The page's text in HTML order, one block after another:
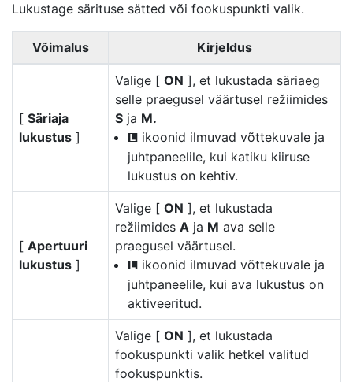
Lukustage särituse sätted või fookuspunkti valik.
Võimalus Kirjeldus
[ Säriaja
lukustus ]
Valige [ ON ], et lukustada säriaeg
selle praegusel väärtusel režiimides
S ja M.
O ikoonid ilmuvad võttekuvale ja
juhtpaneelile, kui katiku kiiruse
lukustus on kehtiv.
[ Apertuuri
lukustus ]
Valige [ ON ], et lukustada
režiimides A ja M ava selle
praegusel väärtusel.
O ikoonid ilmuvad võttekuvale ja
juhtpaneelile, kui ava lukustus on
aktiveeritud.
Valige [ ON ], et lukustada
fookuspunkti valik hetkel valitud
fookuspunktis.